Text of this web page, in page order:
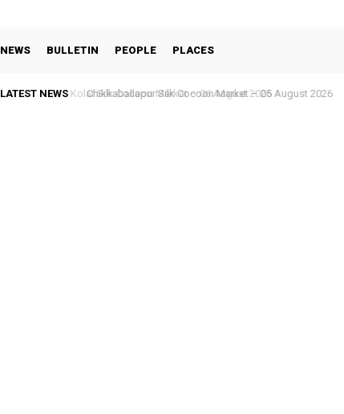
NEWS BULLETIN PEOPLE PLACES
LATEST NEWS Chikkaballapur Silk Cocoon Market – 05 August 2026